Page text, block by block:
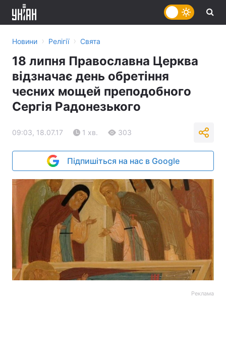
Новини › Релігії › Свята
18 липня Православна Церква
відзначає день обретіння
чесних мощей преподобного
Сергія Радонезького
09:03, 18.07.17 1 хв. 303
Підпишіться на нас в Google
Реклама